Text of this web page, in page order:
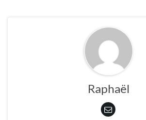
Raphaël